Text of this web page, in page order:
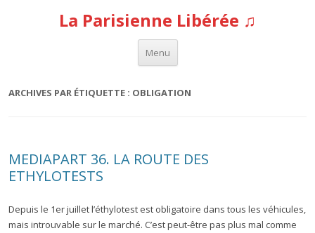
La Parisienne Libérée ♫
Menu
Aller au contenu
ARCHIVES PAR ÉTIQUETTE : OBLIGATION
MEDIAPART 36. LA ROUTE DES
ETHYLOTESTS
Depuis le 1er juillet l’éthylotest est obligatoire dans tous les véhicules,
mais introuvable sur le marché. C’est peut-être pas plus mal comme